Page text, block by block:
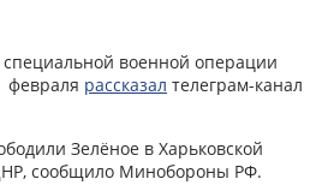
военной операции
февраля рассказал телеграм-канал
Зелёное в Харьковской
сообщило Минобороны РФ.